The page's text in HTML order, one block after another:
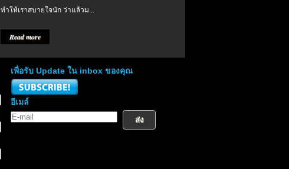
ทำให้เราสบายใจนัก ว่าแล้วม...
Read more
เพื่อรับ Update ใน inbox ของคุณ
อีเมล์
ส่ง